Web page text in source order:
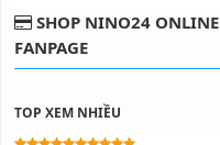
SHOP NINO24 ONLINE
FANPAGE
TOP XEM NHIỀU